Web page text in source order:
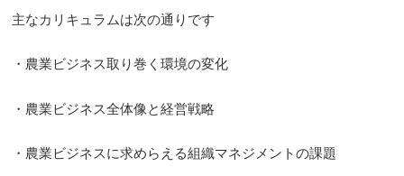
主なカリキュラムは次の通りです
・農業ビジネス取り巻く環境の変化
・農業ビジネス全体像と経営戦略
・農業ビジネスに求めらえる組織マネジメントの課題